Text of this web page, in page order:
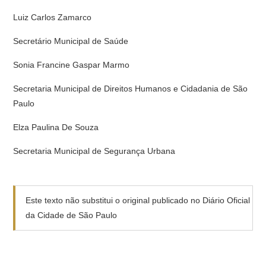
Luiz Carlos Zamarco
Secretário Municipal de Saúde
Sonia Francine Gaspar Marmo
Secretaria Municipal de Direitos Humanos e Cidadania de São
Paulo
Elza Paulina De Souza
Secretaria Municipal de Segurança Urbana
Este texto não substitui o original publicado no Diário Oficial
da Cidade de São Paulo